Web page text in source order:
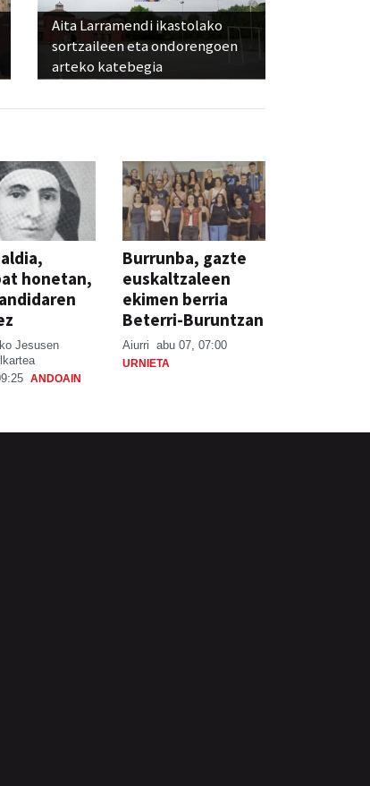
Aita Larramendi ikastolako
sortzaileen eta ondorengoen
arteko katebegia
honetan,
Jesusen
ANDOAIN
Burrunba, gazte
euskaltzaleen
ekimen berria
Beterri-Buruntzan
Aiurri abu 07, 07:00
URNIETA